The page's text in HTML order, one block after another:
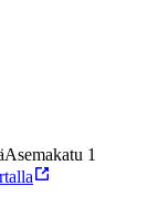
Asemakatu 1